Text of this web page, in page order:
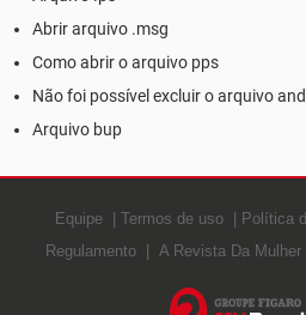
Abrir arquivo .msg
Como abrir o arquivo pps
Não foi possível excluir o arquivo
Arquivo bup
Equipe Termos de uso Política
Regulamento
A Revista Da Mulher